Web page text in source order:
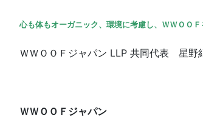
心も体もオーガニック、環境に考慮し、ＷＷＯＯＦ
ＷＷＯＯＦジャパン LLP 共同代表 星野
ＷＷＯＯＦジャパン